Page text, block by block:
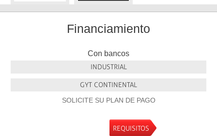
Financiamiento
Con bancos
INDUSTRIAL
GYT CONTINENTAL
SOLICITE SU PLAN DE PAGO
REQUISITOS